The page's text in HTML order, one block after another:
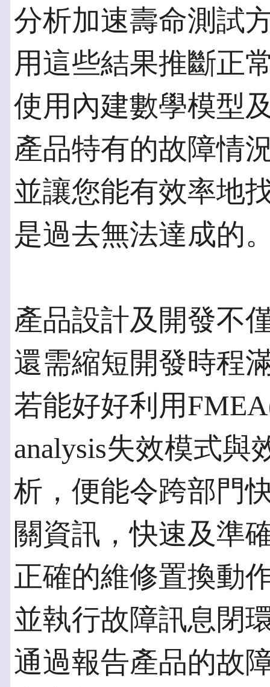
分析加速壽命測試
用這些結果推斷正
使用內建數學模型
產品特有的故障情
並讓您能有效率地
是過去無法達成的
產品設計及開發不
還需縮短開發時程
若能好好利用
analysis失效模式與
析，便能令跨部門
關資訊，快速及準
正確的維修置換動
並執行故障訊息閉
通過報告產品的故